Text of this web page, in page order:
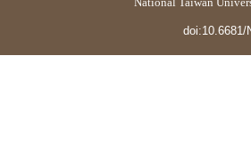
doi:10.6681/